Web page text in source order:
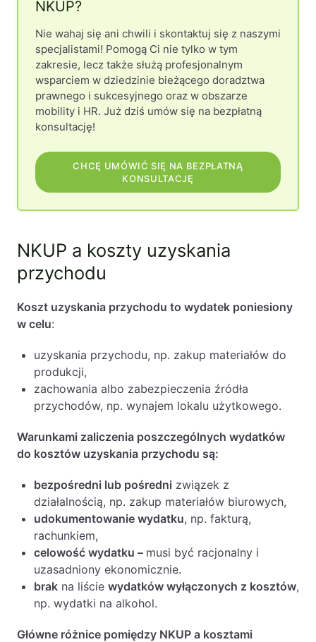
NKUP?
Nie wahaj się ani chwili i skontaktuj się z naszymi
specjalistami! Pomogą Ci nie tylko w tym
zakresie, lecz także służą profesjonalnym
wsparciem w dziedzinie bieżącego doradztwa
prawnego i sukcesyjnego oraz w obszarze
mobility i HR. Już dziś umów się na bezpłatną
konsultację!
CHCĘ UMÓWIĆ SIĘ NA BEZPŁATNĄ
KONSULTACJĘ
NKUP a koszty uzyskania
przychodu
Koszt uzyskania przychodu to wydatek poniesiony
w celu:
uzyskania przychodu, np. zakup materiałów do
produkcji,
zachowania albo zabezpieczenia źródła
przychodów, np. wynajem lokalu użytkowego.
Warunkami zaliczenia poszczególnych wydatków
do kosztów uzyskania przychodu są:
bezpośredni lub pośredni związek z
działalnością, np. zakup materiałów biurowych,
udokumentowanie wydatku, np. fakturą,
rachunkiem,
celowość wydatku – musi być racjonalny i
uzasadniony ekonomicznie.
brak na liście wydatków wyłączonych z kosztów,
np. wydatki na alkohol.
Główne różnice pomiędzy NKUP a kosztami